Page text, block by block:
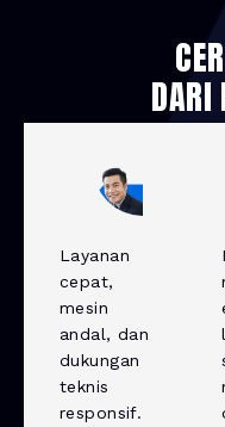
DARI
Layanan
cepat,
mesin
andal, dan
dukungan
teknis
responsif.